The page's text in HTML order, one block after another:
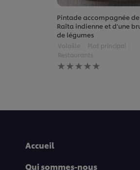
Pintade accompagnée
Raïta indienne et d’une
de légumes
Volaille
Plat principal
Restaurants
Aucune
évaluation
Accueil
Qui sommes-nous